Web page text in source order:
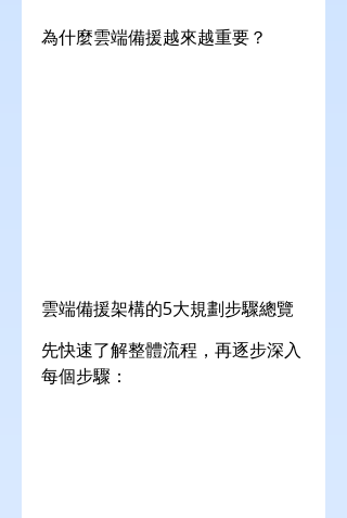
為什麼雲端備援越來越重要？
雲端備援架構的5大規劃步驟總覽
先快速了解整體流程，再逐步深入
每個步驟：